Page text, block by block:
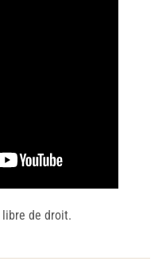
de droit.